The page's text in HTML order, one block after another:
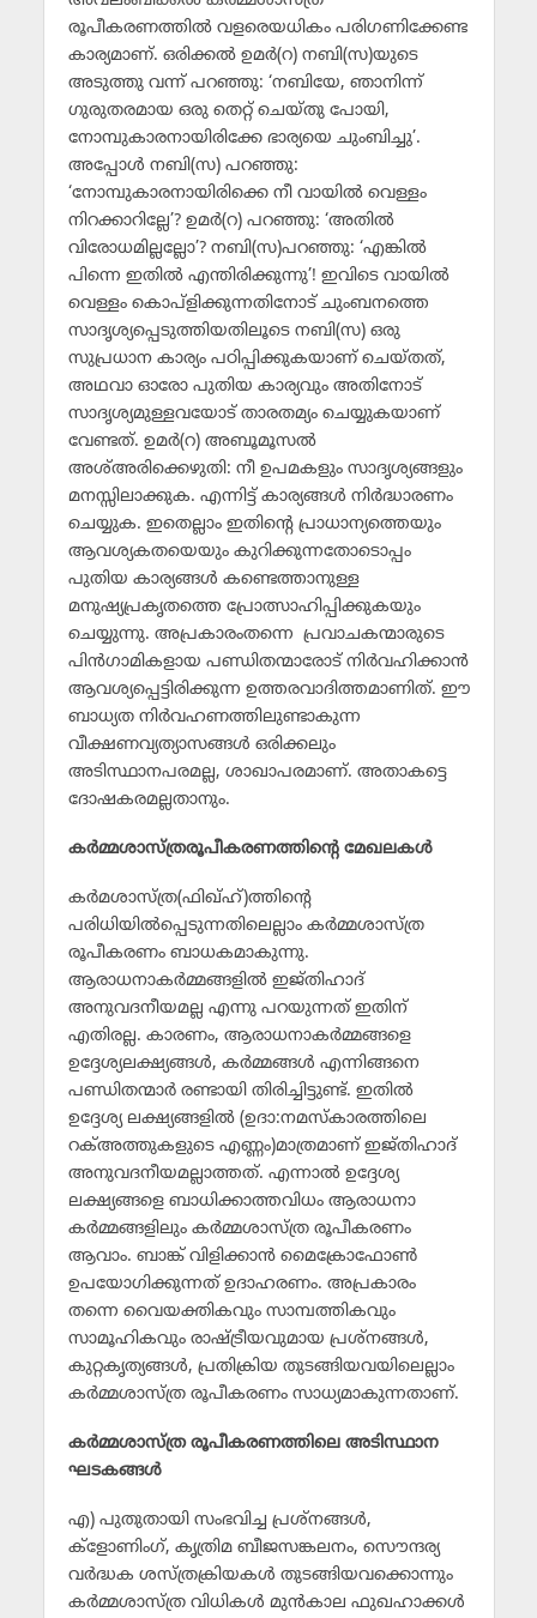
രൂപീകരണത്തില്‍ വളരെയധികം പരിഗണിക്കേണ്ട
കാര്യമാണ്. ഒരിക്കല്‍ ഉമര്‍(റ) നബി(സ)യുടെ
അടുത്തു വന്ന് പറഞ്ഞു: ‘നബിയേ, ഞാനിന്ന്
ഗുരുതരമായ ഒരു തെറ്റ് ചെയ്തു പോയി,
നോമ്പുകാരനായിരിക്കേ ഭാര്യയെ ചുംബിച്ചു’.
അപ്പോള്‍ നബി(സ) പറഞ്ഞു:
‘നോമ്പുകാരനായിരിക്കെ നീ വായില്‍ വെള്ളം
നിറക്കാറില്ലേ’? ഉമര്‍(റ) പറഞ്ഞു: ‘അതില്‍
വിരോധമില്ലല്ലോ’? നബി(സ)പറഞ്ഞു: ‘എങ്കില്‍
പിന്നെ ഇതില്‍ എന്തിരിക്കുന്നു’! ഇവിടെ വായില്‍
വെള്ളം കൊപ്ളിക്കുന്നതിനോട് ചുംബനത്തെ
സാദൃശ്യപ്പെടുത്തിയതിലൂടെ നബി(സ) ഒരു
സുപ്രധാന കാര്യം പഠിപ്പിക്കുകയാണ് ചെയ്തത്,
അഥവാ ഓരോ പുതിയ കാര്യവും അതിനോട്
സാദൃശ്യമുള്ളവയോട് താരതമ്യം ചെയ്യുകയാണ്
വേണ്ടത്. ഉമര്‍(റ) അബൂമൂസല്‍
അശ്അരിക്കെഴുതി: നീ ഉപമകളും സാദൃശ്യങ്ങളും
മനസ്സിലാക്കുക. എന്നിട്ട് കാര്യങ്ങള്‍ നിര്‍ദ്ധാരണം
ചെയ്യുക. ഇതെല്ലാം ഇതിന്റെ പ്രാധാന്യത്തെയും
ആവശ്യകതയെയും കുറിക്കുന്നതോടൊപ്പം
പുതിയ കാര്യങ്ങള്‍ കണ്ടെത്താനുള്ള
മനുഷ്യപ്രകൃതത്തെ പ്രോത്സാഹിപ്പിക്കുകയും
ചെയ്യുന്നു. അപ്രകാരംതന്നെ പ്രവാചകന്മാരുടെ
പിന്‍ഗാമികളായ പണ്ഡിതന്മാരോട് നിര്‍വഹിക്കാന്‍
ആവശ്യപ്പെട്ടിരിക്കുന്ന ഉത്തരവാദിത്തമാണിത്. ഈ
ബാധ്യത നിര്‍വഹണത്തിലുണ്ടാകുന്ന
വീക്ഷണവ്യത്യാസങ്ങള്‍ ഒരിക്കലും
അടിസ്ഥാനപരമല്ല, ശാഖാപരമാണ്. അതാകട്ടെ
ദോഷകരമല്ലതാനും.
കര്‍മ്മശാസ്ത്രരൂപീകരണത്തിന്റെ മേഖലകള്‍
കര്‍മശാസ്ത്ര(ഫിഖ്ഹ്)ത്തിന്റെ
പരിധിയില്‍പ്പെടുന്നതിലെല്ലാം കര്‍മ്മശാസ്ത്ര
രൂപീകരണം ബാധകമാകുന്നു.
ആരാധനാകര്‍മ്മങ്ങളില്‍ ഇജ്തിഹാദ്
അനുവദനീയമല്ല എന്നു പറയുന്നത് ഇതിന്
എതിരല്ല. കാരണം, ആരാധനാകര്‍മ്മങ്ങളെ
ഉദ്ദേശ്യലക്ഷ്യങ്ങള്‍, കര്‍മ്മങ്ങള്‍ എന്നിങ്ങനെ
പണ്ഡിതന്മാര്‍ രണ്ടായി തിരിച്ചിട്ടുണ്ട്. ഇതില്‍
ഉദ്ദേശ്യ ലക്ഷ്യങ്ങളില്‍ (ഉദാ:നമസ്കാരത്തിലെ
റക്അത്തുകളുടെ എണ്ണം)മാത്രമാണ് ഇജ്തിഹാദ്
അനുവദനീയമല്ലാത്തത്. എന്നാല്‍ ഉദ്ദേശ്യ
ലക്ഷ്യങ്ങളെ ബാധിക്കാത്തവിധം ആരാധനാ
കര്‍മ്മങ്ങളിലും കര്‍മ്മശാസ്ത്ര രൂപീകരണം
ആവാം. ബാങ്ക് വിളിക്കാന്‍ മൈക്രോഫോണ്‍
ഉപയോഗിക്കുന്നത് ഉദാഹരണം. അപ്രകാരം
തന്നെ വൈയക്തികവും സാമ്പത്തികവും
സാമൂഹികവും രാഷ്ട്രീയവുമായ പ്രശ്നങ്ങള്‍,
കുറ്റകൃത്യങ്ങള്‍, പ്രതിക്രിയ തുടങ്ങിയവയിലെല്ലാം
കര്‍മ്മശാസ്ത്ര രൂപീകരണം സാധ്യമാകുന്നതാണ്.
കര്‍മ്മശാസ്ത്ര രൂപീകരണത്തിലെ അടിസ്ഥാന
ഘടകങ്ങള്‍
എ) പുതുതായി സംഭവിച്ച പ്രശ്നങ്ങള്‍,
ക്ളോണിംഗ്, കൃത്രിമ ബീജസങ്കലനം, സൌന്ദര്യ
വര്‍ദ്ധക ശസ്ത്രക്രിയകള്‍ തുടങ്ങിയവക്കൊന്നും
കര്‍മ്മശാസ്ത്ര വിധികള്‍ മുന്‍കാല ഫുഖഹാക്കള്‍